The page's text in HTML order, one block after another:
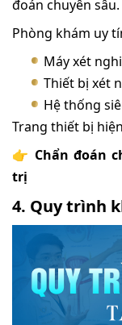
đoán chuyên sâu.
Phòng khám uy
Máy xét
Thiết bị xét
Hệ thống
Trang thiết bị
👉 Chẩn đoán
trị
4. Quy trình